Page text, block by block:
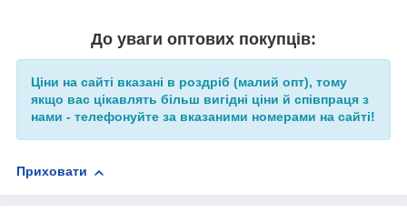
До уваги оптових покупців:
Ціни на сайті вказані в роздріб (малий опт), тому
якщо вас цікавлять більш вигідні ціни й співпраця з
нами - телефонуйте за вказаними номерами на сайті!
Приховати